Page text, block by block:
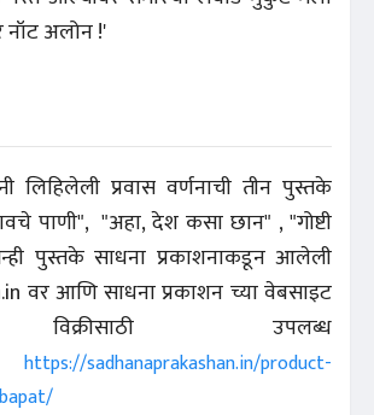
अलोन !'
लिहिलेली प्रवास वर्णनाची तीन पुस्तके
पाणी", "अहा, देश कसा छान" , "गोष्टी
पुस्तके साधना प्रकाशनाकडून आलेली
वर आणि साधना प्रकाशन च्या वेबसाइट
उपलब्ध
https://sadhanaprakashan.in/product-